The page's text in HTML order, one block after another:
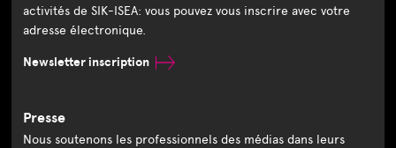
activités de SIK-ISEA: vous pouvez vous inscrire avec votre
adresse électronique.
Newsletter inscription
Presse
Nous soutenons les professionnels des médias dans leurs